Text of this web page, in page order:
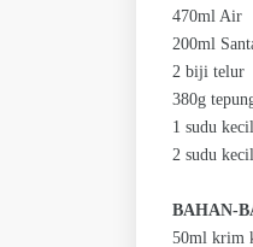
470ml Air
200ml
2 biji telur
380g
1 sudu
2 sudu
BAHAN-
50ml krim